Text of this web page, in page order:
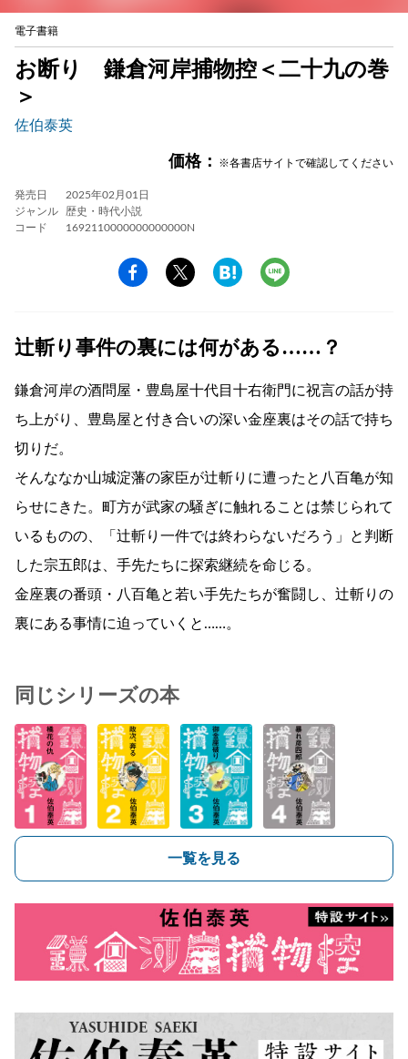
電子書籍
お断り 鎌倉河岸捕物控＜二十九の巻
＞
佐伯泰英
価格： ※各書店サイトで確認してください
発売日
2025年02月01日
ジャンル
歴史・時代小説
コード
1692110000000000000N
辻斬り事件の裏には何がある……？
鎌倉河岸の酒問屋・豊島屋十代目十右衛門に祝言の話が持
ち上がり、豊島屋と付き合いの深い金座裏はその話で持ち
切りだ。
そんななか山城淀藩の家臣が辻斬りに遭ったと八百亀が知
らせにきた。町方が武家の騒ぎに触れることは禁じられて
いるものの、「辻斬り一件では終わらないだろう」と判断
した宗五郎は、手先たちに探索継続を命じる。
金座裏の番頭・八百亀と若い手先たちが奮闘し、辻斬りの
裏にある事情に迫っていくと……。
同じシリーズの本
一覧を見る